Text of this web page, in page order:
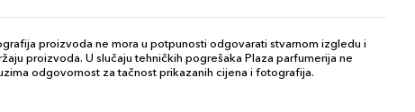
proizvoda ne mora u potpunosti odgovarati stvarnom izgledu i
proizvoda. U slučaju tehničkih pogrešaka Plaza parfumerija ne
odgovornost za tačnost prikazanih cijena i fotografija.